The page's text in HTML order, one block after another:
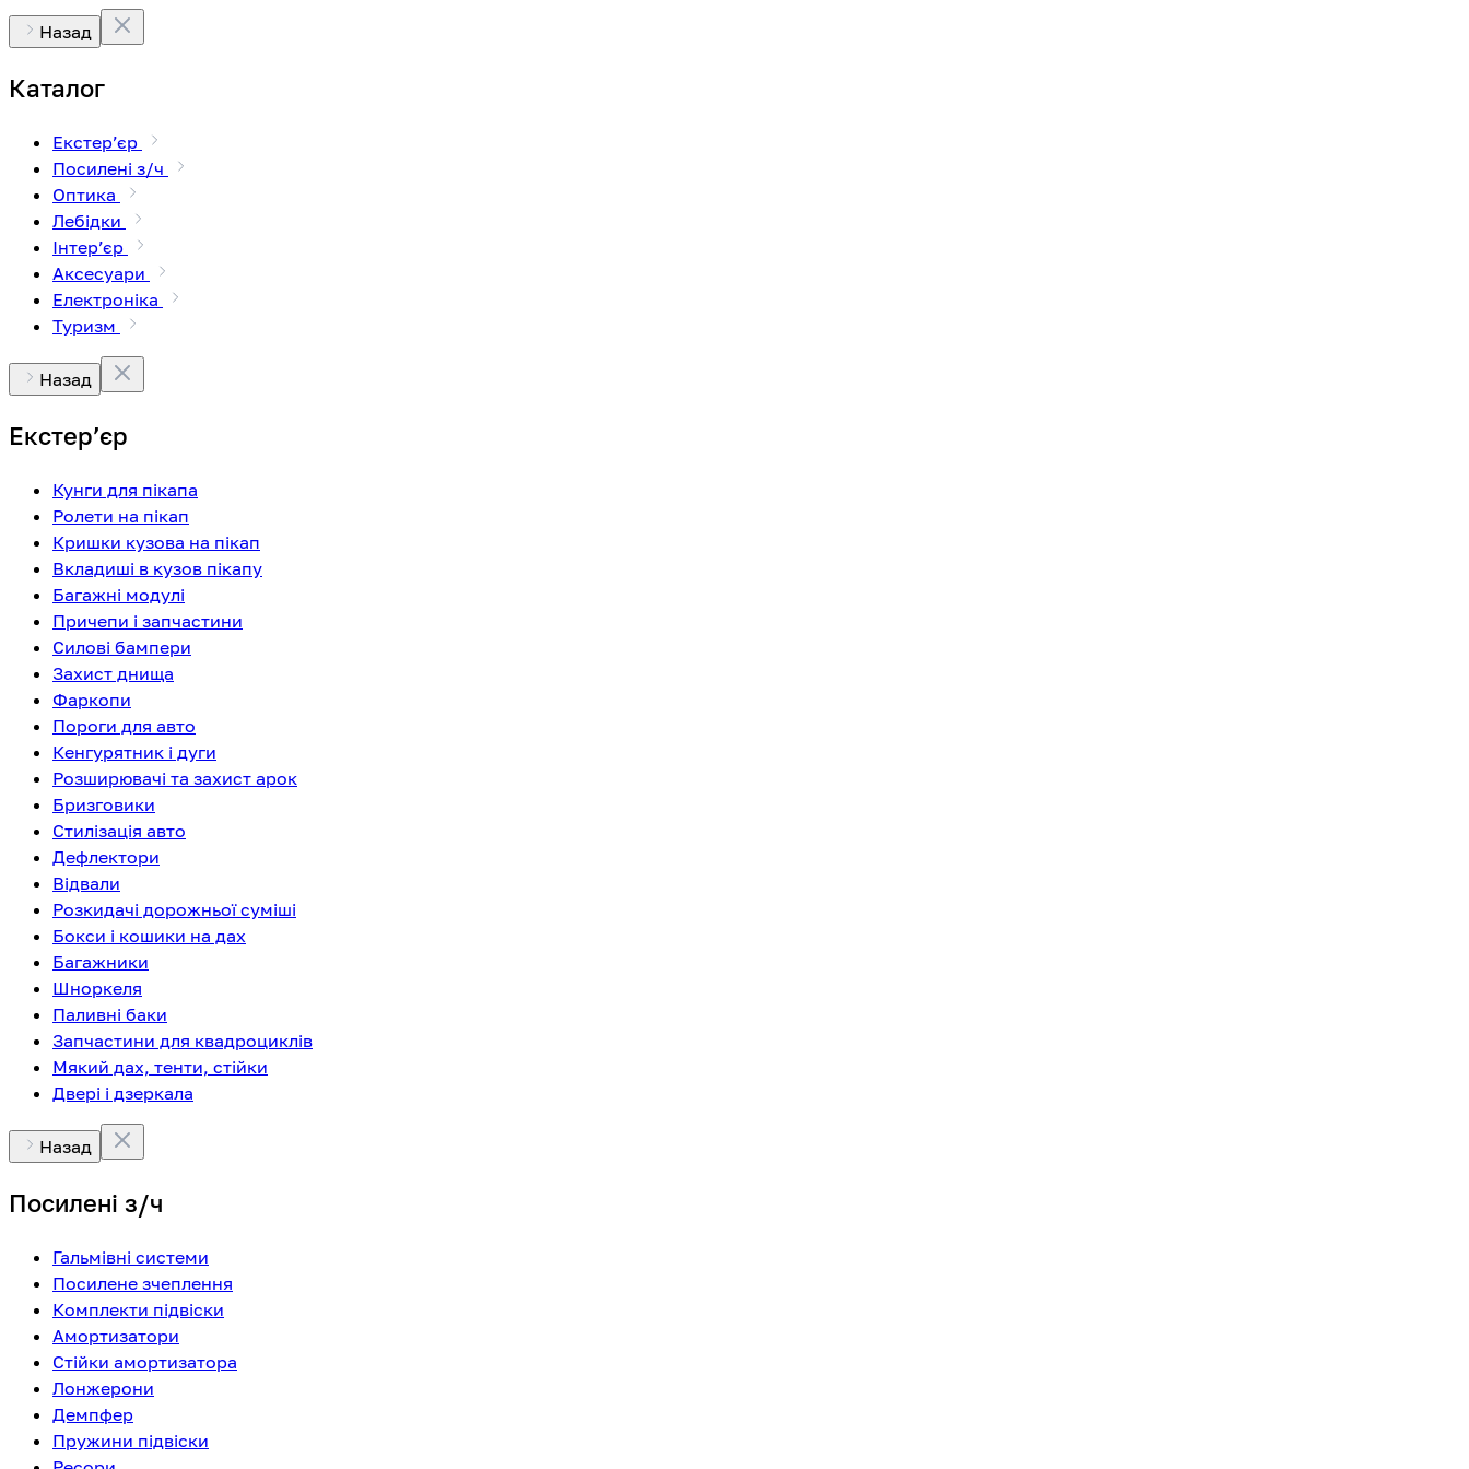
Назад
Каталог
Екстерʼєр
Посилені з/ч
Оптика
Лебідки
Інтерʼєр
Аксесуари
Електроніка
Туризм
Назад
Екстерʼєр
Кунги для пікапа
Ролети на пікап
Кришки кузова на пікап
Вкладиші в кузов пікапу
Багажні модулі
Причепи і запчастини
Силові бампери
Захист днища
Фаркопи
Пороги для авто
Кенгурятник і дуги
Розширювачі та захист арок
Бризговики
Стилізація авто
Дефлектори
Відвали
Розкидачі дорожньої суміші
Бокси і кошики на дах
Багажники
Шноркеля
Паливні баки
Запчастини для квадроциклів
Мякий дах, тенти, стійки
Двері і дзеркала
Назад
Посилені з/ч
Гальмівні системи
Посилене зчеплення
Комплекти підвіски
Амортизатори
Стійки амортизатора
Лонжерони
Демпфер
Пружини підвіски